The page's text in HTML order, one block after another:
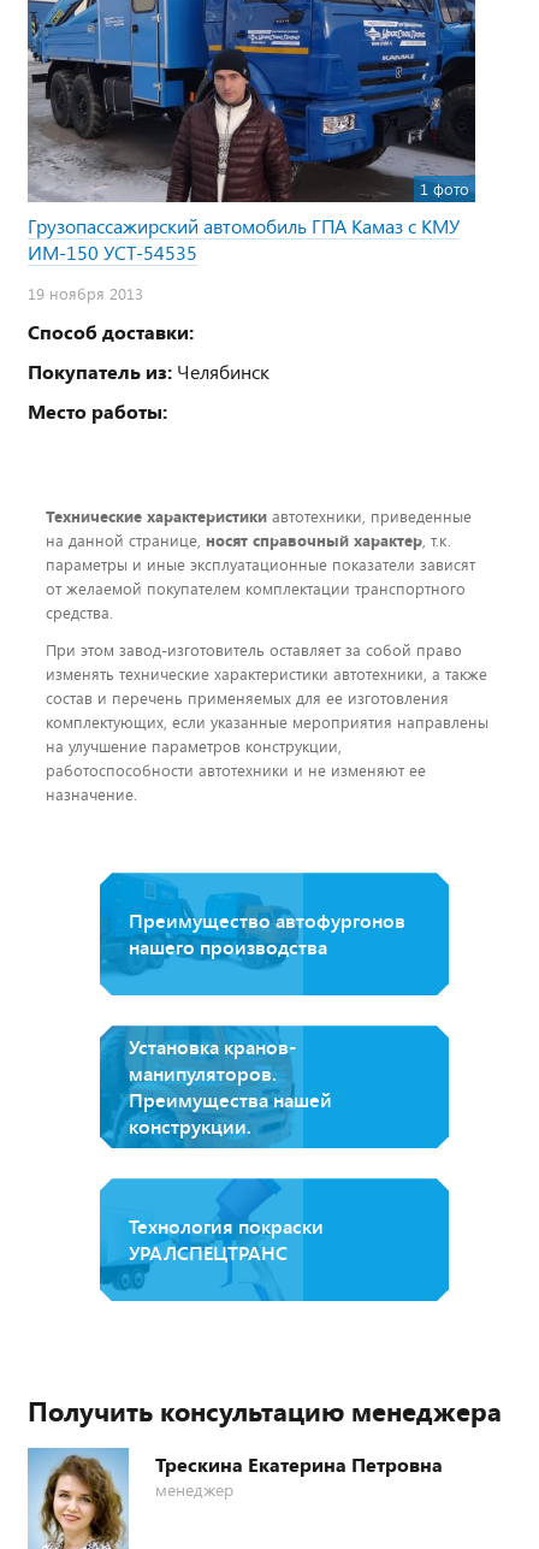
1 фото
Грузопассажирский автомобиль ГПА Камаз с КМУ
ИМ-150 УСТ-54535
19 ноября 2013
Способ доставки:
Покупатель из: Челябинск
Место работы:
Технические характеристики автотехники, приведенные
на данной странице, носят справочный характер, т.к.
параметры и иные эксплуатационные показатели зависят
от желаемой покупателем комплектации транспортного
средства.
При этом завод-изготовитель оставляет за собой право
изменять технические характеристики автотехники, а также
состав и перечень применяемых для ее изготовления
комплектующих, если указанные мероприятия направлены
на улучшение параметров конструкции,
работоспособности автотехники и не изменяют ее
назначение.
Преимущество автофургонов
нашего производства
Установка кранов-
манипуляторов.
Преимущества нашей
конструкции.
Технология покраски
УРАЛСПЕЦТРАНС
Получить консультацию менеджера
Трескина Екатерина Петровна
менеджер